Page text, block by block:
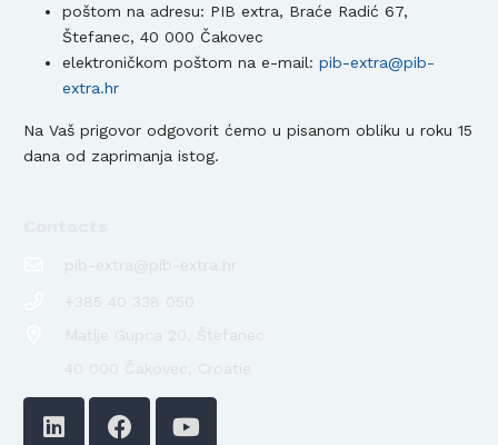
poštom na adresu: PIB extra, Braće Radić 67,
Štefanec, 40 000 Čakovec
elektroničkom poštom na e-mail: pib-extra@pib-
extra.hr
Na Vaš prigovor odgovorit ćemo u pisanom obliku u roku 15
dana od zaprimanja istog.
pib-extra@pib-extra.hr
+385 40 338 050
Matije Gupca 20, Štefanec
40 000 Čakovec, Croatie